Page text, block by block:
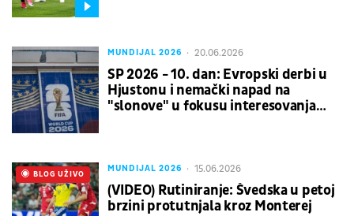
MUNDIJAL 2026 20.06.2026
SP 2026 - 10. dan: Evropski derbi u
Hjustonu i nemački napad na
"slonove" u fokusu interesovanja
MUNDIJAL 2026 15.06.2026
(VIDEO) Rutiniranje: Švedska u petoj
brzini protutnjala kroz Monterej
UŽIVO
BLOG UŽIVO